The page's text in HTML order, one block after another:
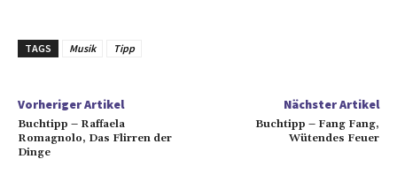
TAGS Musik Tipp
Vorheriger Artikel
Buchtipp – Raffaela
Romagnolo, Das Flirren der
Dinge
Nächster Artikel
Buchtipp – Fang Fang,
Wütendes Feuer